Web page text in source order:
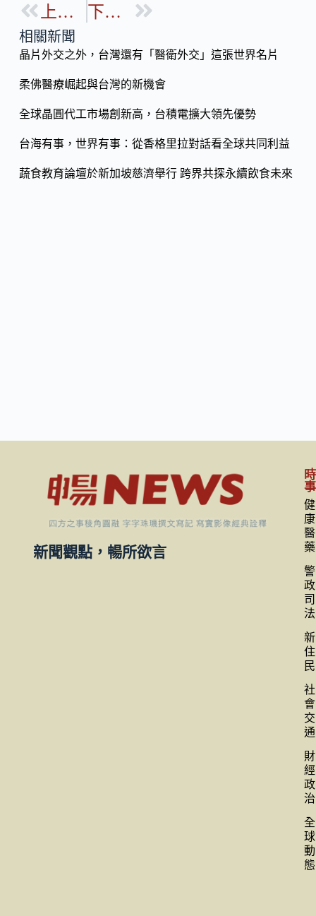
b
o
k
p
Li
n
k
上一篇 下一篇
相關新聞
晶片外交之外，台灣還有「醫衛外交」這張世界名片
柔佛醫療崛起與台灣的新機會
全球晶圓代工市場創新高，台積電擴大領先優勢
台海有事，世界有事：從香格里拉對話看全球共同利益
蔬食教育論壇於新加坡慈濟舉行 跨界共探永續飲食未來
新聞觀點，暢所欲言
時
事
健
康
醫
藥
警
政
司
法
新
住
民
社
會
交
通
財
經
政
治
全
球
動
態